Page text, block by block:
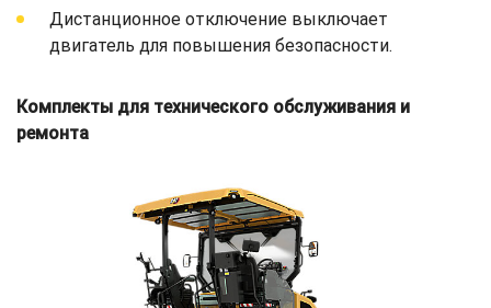
Дистанционное отключение выключает
двигатель для повышения безопасности.
Комплекты для технического обслуживания и
ремонта